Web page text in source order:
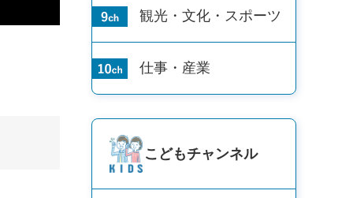
観光・文化・ スポーツ
仕事・産業
こどもチャンネル